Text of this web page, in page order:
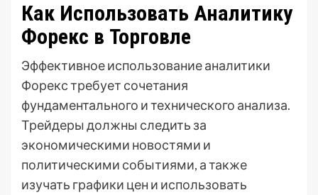
Как Использовать Аналитику
Форекс в Торговле
Эффективное использование аналитики
Форекс требует сочетания
фундаментального и технического анализа.
Трейдеры должны следить за
экономическими новостями и
политическими событиями, а также
изучать графики цен и использовать